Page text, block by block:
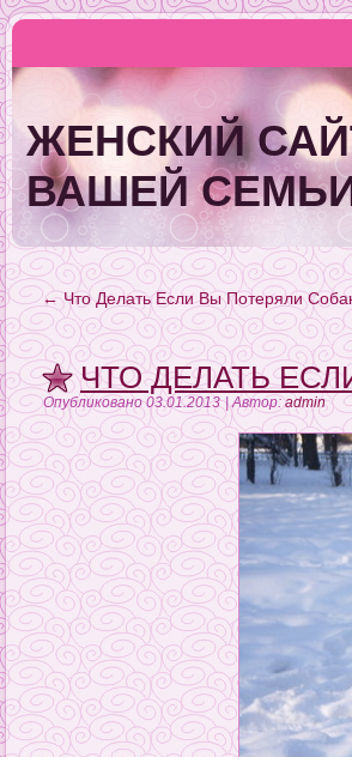
ЖЕНСКИЙ
ВАШЕЙ
←Что Делать Если Вы Потеряли
ЧТО ДЕЛАТЬ
Опубликовано 03.01.2013|Автор: admin